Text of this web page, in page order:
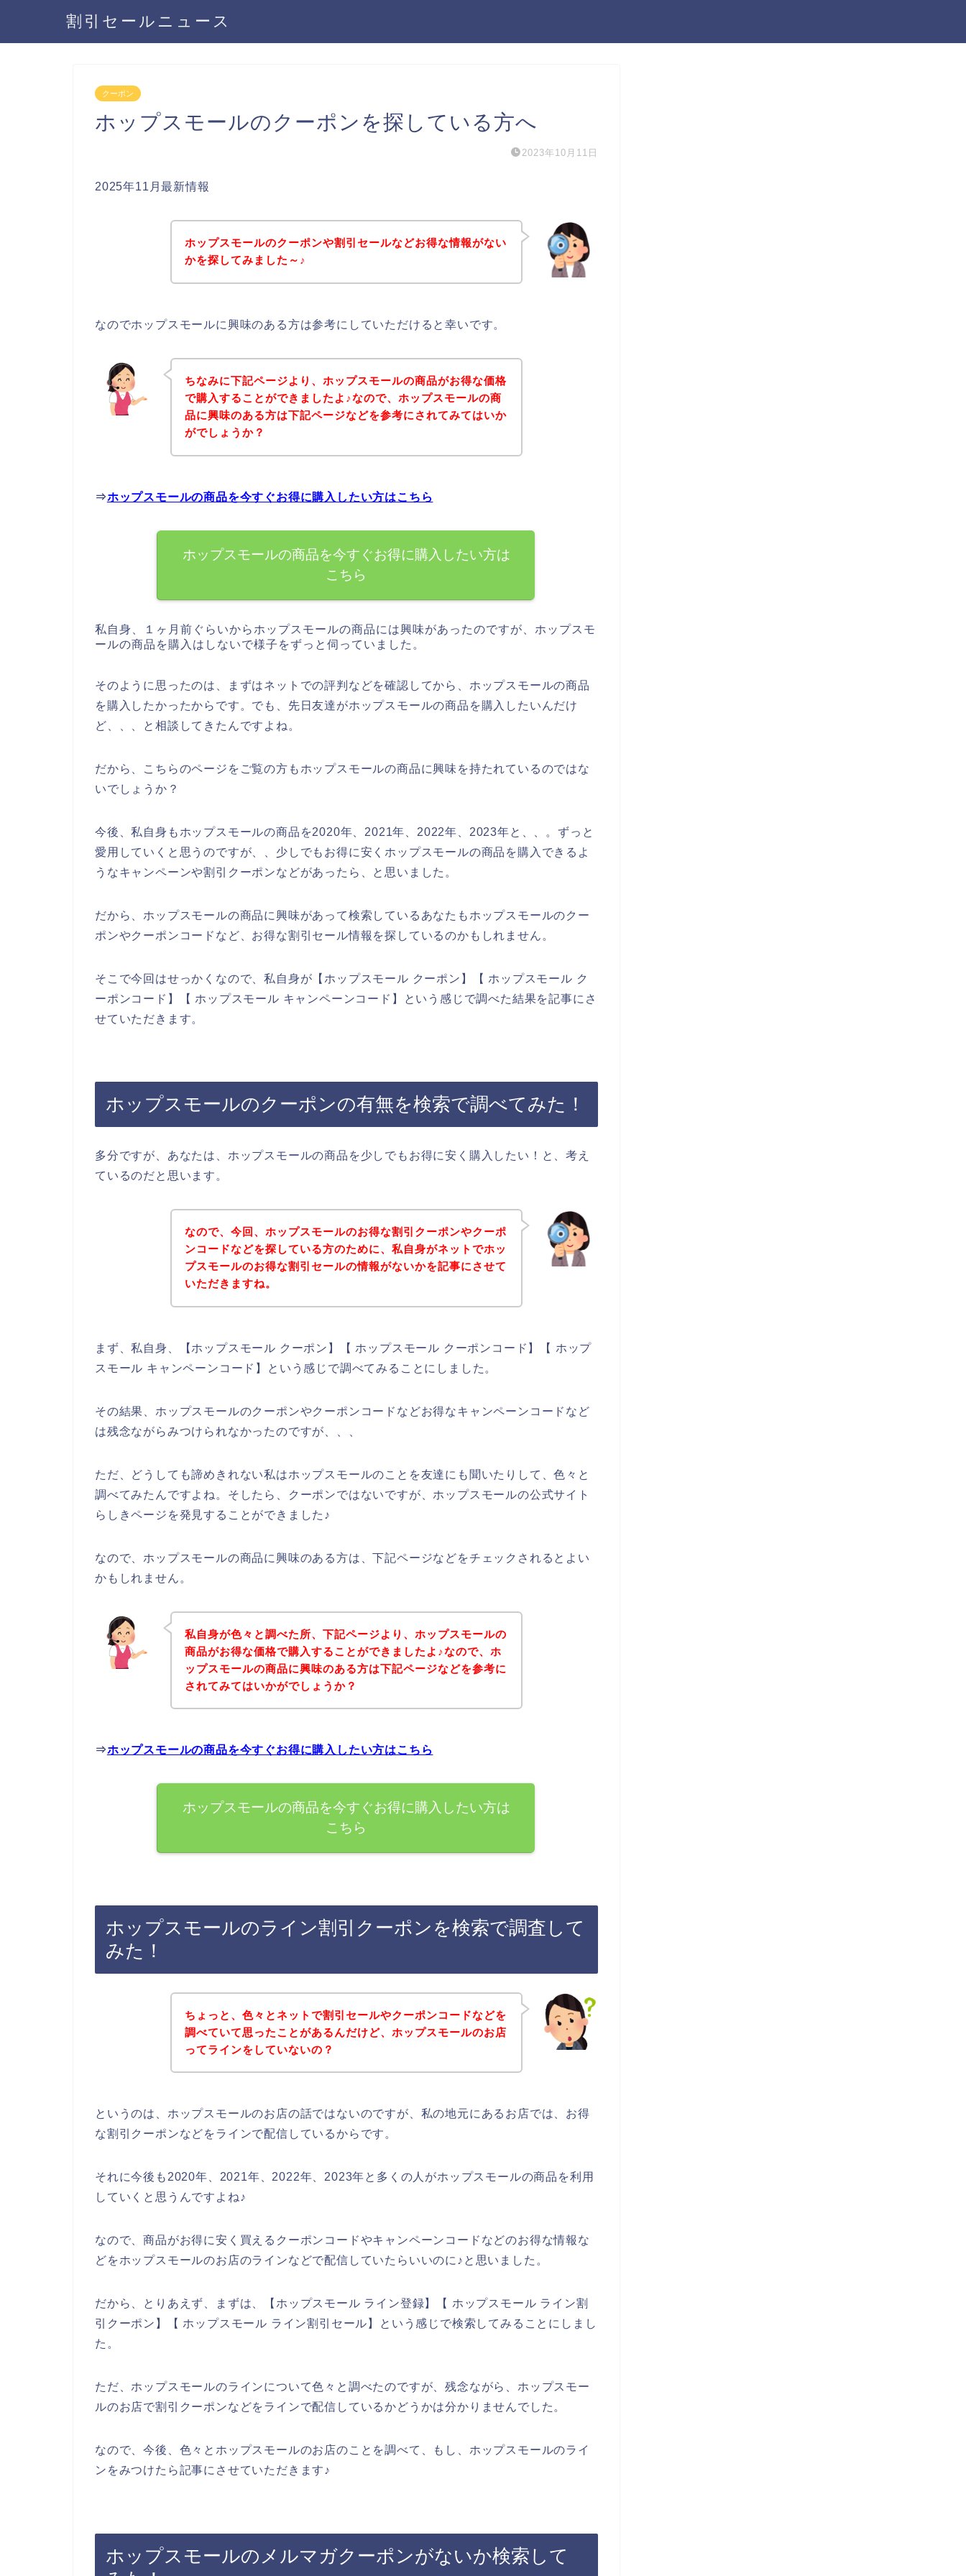
割引セールニュース
クーポン
ホップスモールのクーポンを探している方へ
2023年10月11日
2025年11月最新情報
ホップスモールのクーポンや割引セールなどお得な情報がない
かを探してみました～♪
なのでホップスモールに興味のある方は参考にしていただけると幸いです。
ちなみに下記ページより、ホップスモールの商品がお得な価格
で購入することができましたよ♪なので、ホップスモールの商
品に興味のある方は下記ページなどを参考にされてみてはいか
がでしょうか？
⇒ホップスモールの商品を今すぐお得に購入したい方はこちら
ホップスモールの商品を今すぐお得に購入したい方は
こちら
私自身、１ヶ月前ぐらいからホップスモールの商品には興味があったのですが、ホップスモ
ールの商品を購入はしないで様子をずっと伺っていました。
そのように思ったのは、まずはネットでの評判などを確認してから、ホップスモールの商品
を購入したかったからです。でも、先日友達がホップスモールの商品を購入したいんだけ
ど、、、と相談してきたんですよね。
だから、こちらのページをご覧の方もホップスモールの商品に興味を持たれているのではな
いでしょうか？
今後、私自身もホップスモールの商品を2020年、2021年、2022年、2023年と、、。ずっと
愛用していくと思うのですが、、少しでもお得に安くホップスモールの商品を購入できるよ
うなキャンペーンや割引クーポンなどがあったら、と思いました。
だから、ホップスモールの商品に興味があって検索しているあなたもホップスモールのクー
ポンやクーポンコードなど、お得な割引セール情報を探しているのかもしれません。
そこで今回はせっかくなので、私自身が【ホップスモール クーポン】【 ホップスモール ク
ーポンコード】【 ホップスモール キャンペーンコード】という感じで調べた結果を記事にさ
せていただきます。
ホップスモールのクーポンの有無を検索で調べてみた！
多分ですが、あなたは、ホップスモールの商品を少しでもお得に安く購入したい！と、考え
ているのだと思います。
なので、今回、ホップスモールのお得な割引クーポンやクーポ
ンコードなどを探している方のために、私自身がネットでホッ
プスモールのお得な割引セールの情報がないかを記事にさせて
いただきますね。
まず、私自身、【ホップスモール クーポン】【 ホップスモール クーポンコード】【 ホップ
スモール キャンペーンコード】という感じで調べてみることにしました。
その結果、ホップスモールのクーポンやクーポンコードなどお得なキャンペーンコードなど
は残念ながらみつけられなかったのですが、、、
ただ、どうしても諦めきれない私はホップスモールのことを友達にも聞いたりして、色々と
調べてみたんですよね。そしたら、クーポンではないですが、ホップスモールの公式サイト
らしきページを発見することができました♪
なので、ホップスモールの商品に興味のある方は、下記ページなどをチェックされるとよい
かもしれません。
私自身が色々と調べた所、下記ページより、ホップスモールの
商品がお得な価格で購入することができましたよ♪なので、ホ
ップスモールの商品に興味のある方は下記ページなどを参考に
されてみてはいかがでしょうか？
⇒ホップスモールの商品を今すぐお得に購入したい方はこちら
ホップスモールの商品を今すぐお得に購入したい方は
こちら
ホップスモールのライン割引クーポンを検索で調査して
みた！
ちょっと、色々とネットで割引セールやクーポンコードなどを
調べていて思ったことがあるんだけど、ホップスモールのお店
ってラインをしていないの？
というのは、ホップスモールのお店の話ではないのですが、私の地元にあるお店では、お得
な割引クーポンなどをラインで配信しているからです。
それに今後も2020年、2021年、2022年、2023年と多くの人がホップスモールの商品を利用
していくと思うんですよね♪
なので、商品がお得に安く買えるクーポンコードやキャンペーンコードなどのお得な情報な
どをホップスモールのお店のラインなどで配信していたらいいのに♪と思いました。
だから、とりあえず、まずは、【ホップスモール ライン登録】【 ホップスモール ライン割
引クーポン】【 ホップスモール ライン割引セール】という感じで検索してみることにしまし
た。
ただ、ホップスモールのラインについて色々と調べたのですが、残念ながら、ホップスモー
ルのお店で割引クーポンなどをラインで配信しているかどうかは分かりませんでした。
なので、今後、色々とホップスモールのお店のことを調べて、もし、ホップスモールのライ
ンをみつけたら記事にさせていただきます♪
ホップスモールのメルマガクーポンがないか検索して